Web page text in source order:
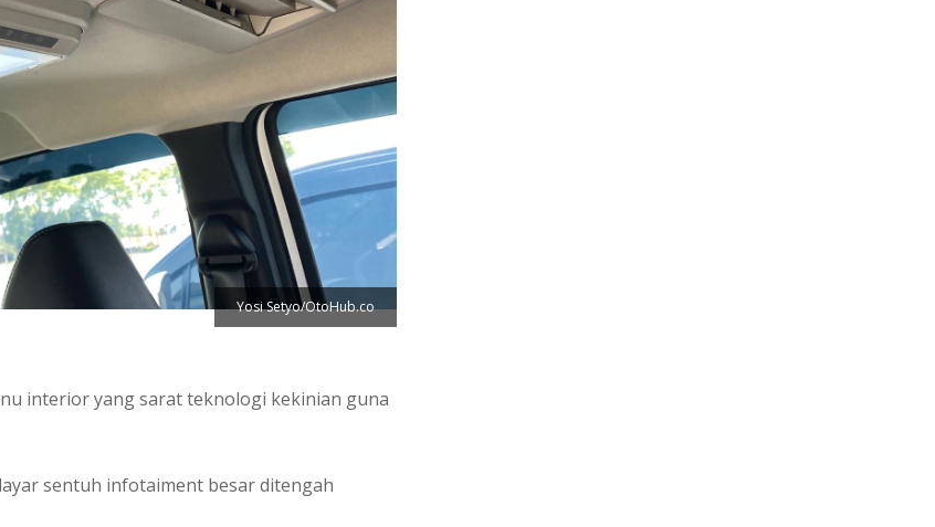
Yosi Setyo/OtoHub.co
interior yang sarat teknologi kekinian guna
sentuh infotaiment besar ditengah